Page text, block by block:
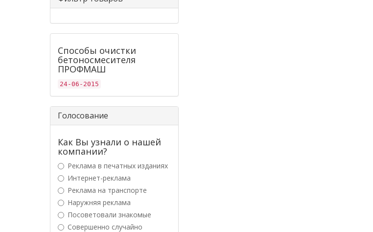
Способы очистки
бетоносмесителя
ПРОФМАШ
24-06-2015
Голосование
Как Вы узнали о нашей
компании?
Реклама в печатных изданиях
Интернет-реклама
Реклама на транспорте
Наружняя реклама
Посоветовали знакомые
Совершенно случайно